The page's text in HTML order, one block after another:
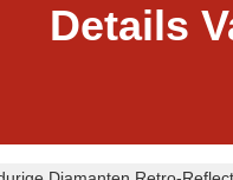
Details